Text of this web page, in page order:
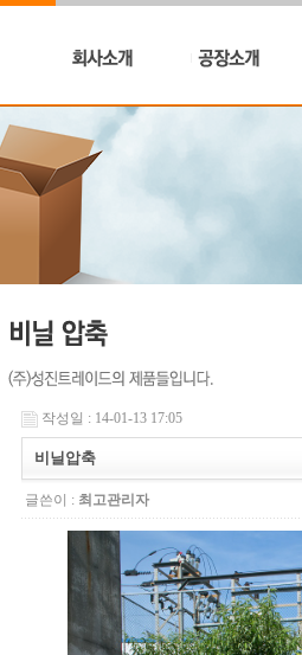
작성일 : 14-01-13 17:05
비닐압축
글쓴이 : 최고관리자